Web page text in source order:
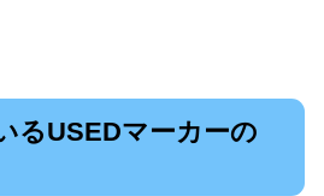
るUSEDマーカーの